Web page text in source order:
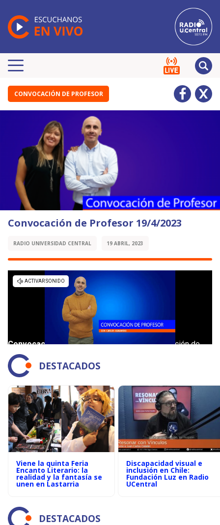
CONVOCACIÓN DE PROFESOR
Convocación de Profesor 19/4/2023
RADIO UNIVERSIDAD CENTRAL 19 ABRIL, 2023
DESTACADOS
Viene la quinta Feria
Encanto Literario: la
realidad y la fantasía se
unen en Lastarria
Discapacidad visual e
inclusión en Chile:
Fundación Luz en Radio
UCentral
DESTACADOS